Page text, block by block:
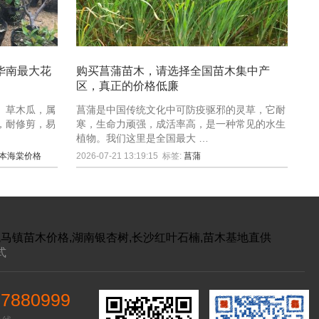
南最大花
草木瓜，属
耐修剪，易
海棠价格
购买菖蒲苗木，请选择全国苗木集中产
区，真正的价格低廉
菖蒲是中国传统文化中可防疫驱邪的灵草，它耐
寒，生命力顽强，成活率高，是一种常见的水生
植物。我们这里是全国最大 …
2026-07-21 13:19:15 标签:菖蒲
镇苗木价格,湖南银杏树,长沙红叶石楠,苗木基地直供